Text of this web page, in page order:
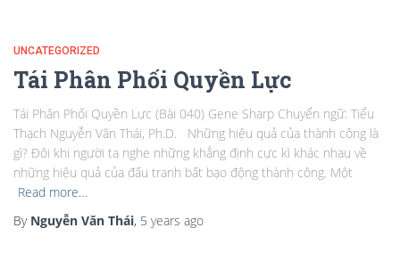
UNCATEGORIZED
Tái Phân Phối Quyền Lực
Tái Phân Phối Quyền Lực (Bài 040) Gene Sharp Chuyển ngữ: Tiểu
Thạch Nguyễn Văn Thái, Ph.D. Những hiệu quả của thành công là
gì? Đôi khi người ta nghe những khẳng định cực kì khác nhau về
những hiệu quả của đấu tranh bất bạo động thành công. Một
Read more…
By Nguyễn Văn Thái, 5 years ago